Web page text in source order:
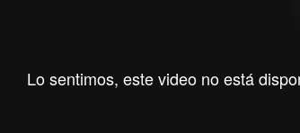
Lo sentimos, este video no está